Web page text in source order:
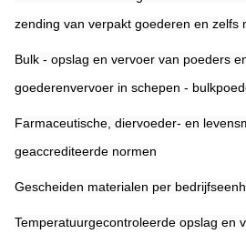
zending van verpakt goederen en zelfs
Bulk - opslag en vervoer van poeders
goederenvervoer in schepen -
Farmaceutische, diervoeder- en
geaccrediteerde normen
Gescheiden materialen per
Temperatuurgecontroleerde opslag en